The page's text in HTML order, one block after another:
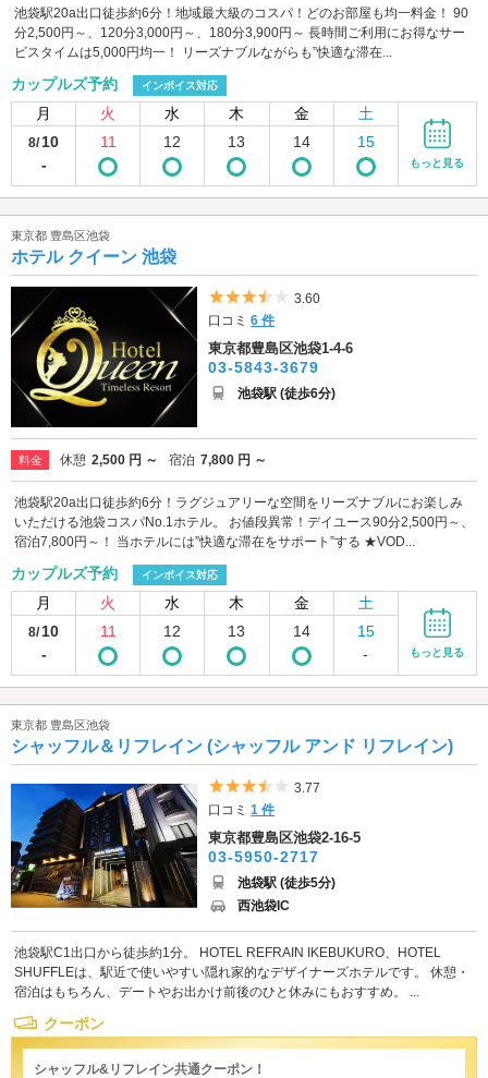
池袋駅20a出口徒歩約6分！地域最大級のコスパ！どのお部屋も均一料金！ 90
分2,500円～、120分3,000円～、180分3,900円～ 長時間ご利用にお得なサー
ビスタイムは5,000円均一！ リーズナブルながらも”快適な滞在...
カップルズ予約 インボイス対応
月 火 水 木 金 土
8/10
-
11 12 13 14 15
もっと見る
東京都 豊島区池袋
ホテル クイーン 池袋
5つ星のうち3.5
3.60
口コミ6 件
東京都豊島区池袋1-4-6
03-5843-3679
池袋駅 (徒歩6分)
料金 休憩 2,500 円 ～ 宿泊 7,800 円 ～
池袋駅20a出口徒歩約6分！ラグジュアリーな空間をリーズナブルにお楽しみ
いただける池袋コスパNo.1ホテル。 お値段異常！デイユース90分2,500円～、
宿泊7,800円～！ 当ホテルには”快適な滞在をサポート”する ★VOD...
カップルズ予約 インボイス対応
月 火 水 木 金 土
8/ 10
-
11 12 13 14
15
-
もっと見る
東京都 豊島区池袋
シャッフル＆リフレイン (シャッフル アンド リフレイン)
5つ星のうち3.5
3.77
口コミ1 件
東京都豊島区池袋2-16-5
03-5950-2717
池袋駅 (徒歩5分)
西池袋IC
池袋駅C1出口から徒歩約1分。 HOTEL REFRAIN IKEBUKURO、HOTEL
SHUFFLEは、駅近で使いやすい隠れ家的なデザイナーズホテルです。 休憩・
宿泊はもちろん、デートやお出かけ前後のひと休みにもおすすめ。 ...
クーポン
シャッフル&リフレイン共通クーポン！